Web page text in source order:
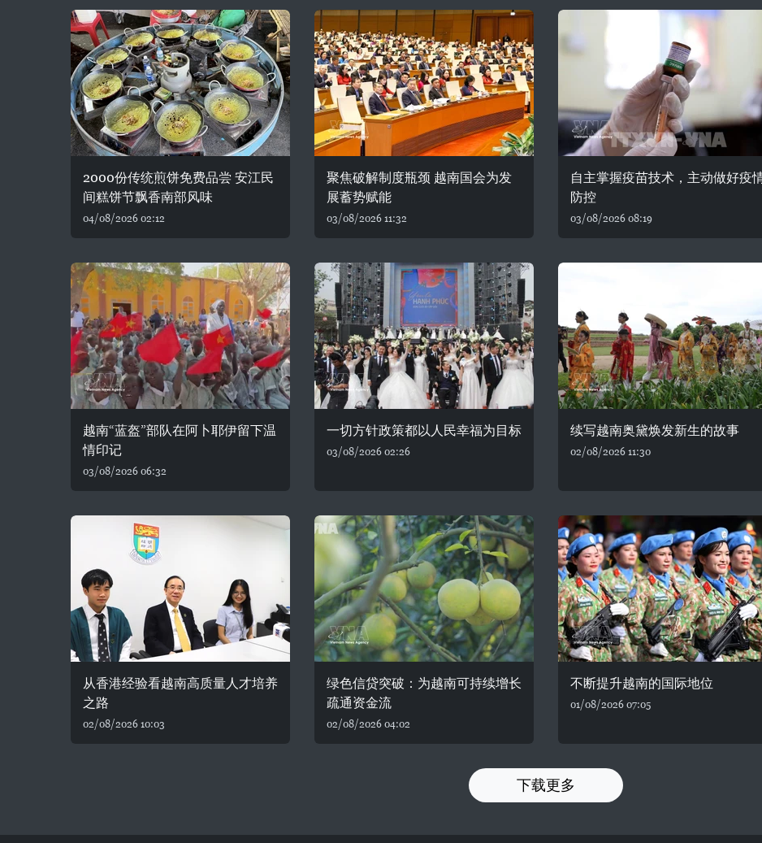
2000份传统煎饼免费品尝 安江民
间糕饼节飘香南部风味
04/08/2026 02:12
聚焦破解制度瓶颈 越南国会为发
展蓄势赋能
03/08/2026 11:32
自主掌握疫苗技术，主动做好疫
防控
03/08/2026 08:19
越南“蓝盔”部队在阿卜耶伊留下温
情印记
03/08/2026 06:32
一切方针政策都以人民幸福为目标
03/08/2026 02:26
续写越南奥黛焕发新生的故事
02/08/2026 11:30
从香港经验看越南高质量人才培养
之路
02/08/2026 10:03
绿色信贷突破：为越南可持续增长
疏通资金流
02/08/2026 04:02
不断提升越南的国际地位
01/08/2026 07:05
下载更多